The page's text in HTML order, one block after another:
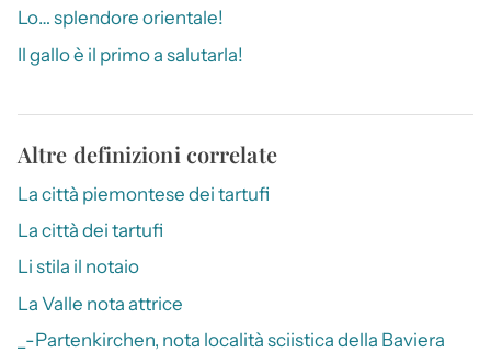
Lo… splendore orientale!
Il gallo è il primo a salutarla!
Altre definizioni correlate
La città piemontese dei tartufi
La città dei tartufi
Li stila il notaio
La Valle nota attrice
_-Partenkirchen, nota località sciistica della Baviera